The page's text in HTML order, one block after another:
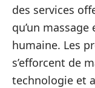
des services
qu’un
humaine. Les
s’efforcent de
technologie et